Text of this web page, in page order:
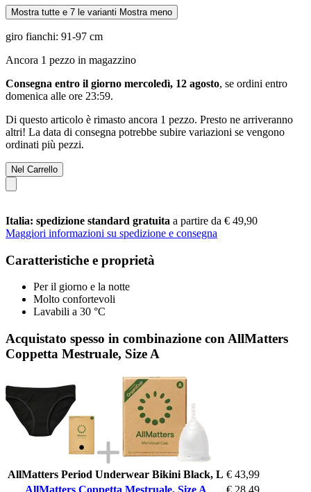
Mostra tutte e 7 le varianti Mostra meno
giro fianchi: 91-97 cm
Ancora 1 pezzo in magazzino
Consegna entro il giorno mercoledì, 12 agosto, se ordini entro
domenica alle ore 23:59.
Di questo articolo è rimasto ancora 1 pezzo. Presto ne arriveranno
altri! La data di consegna potrebbe subire variazioni se vengono
ordinati più pezzi.
Nel Carrello
Italia: spedizione standard gratuita a partire da € 49,90
Maggiori informazioni su spedizione e consegna
Caratteristiche e proprietà
Per il giorno e la notte
Molto confortevoli
Lavabili a 30 °C
Acquistato spesso in combinazione con AllMatters
Coppetta Mestruale, Size A
AllMatters Period Underwear Bikini Black, L € 43,99
AllMatters Coppetta Mestruale, Size A
€ 28,49